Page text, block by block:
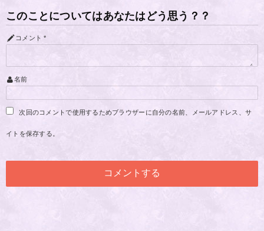
このことについてはあなたはどう思う？？
コメント *
名前
次回のコメントで使用するためブラウザーに自分の名前、メールアドレス、サ
イトを保存する。